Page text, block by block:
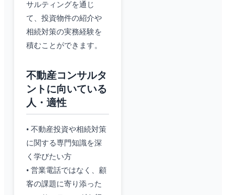
サルティングを通じ
て、投資物件の紹介や
相続対策の実務経験を
積むことができます。
不動産コンサルタ
ントに向いている
人・適性
• 不動産投資や相続対策
に関する専門知識を深
く学びたい方
• 営業電話ではなく、顧
客の課題に寄り添った